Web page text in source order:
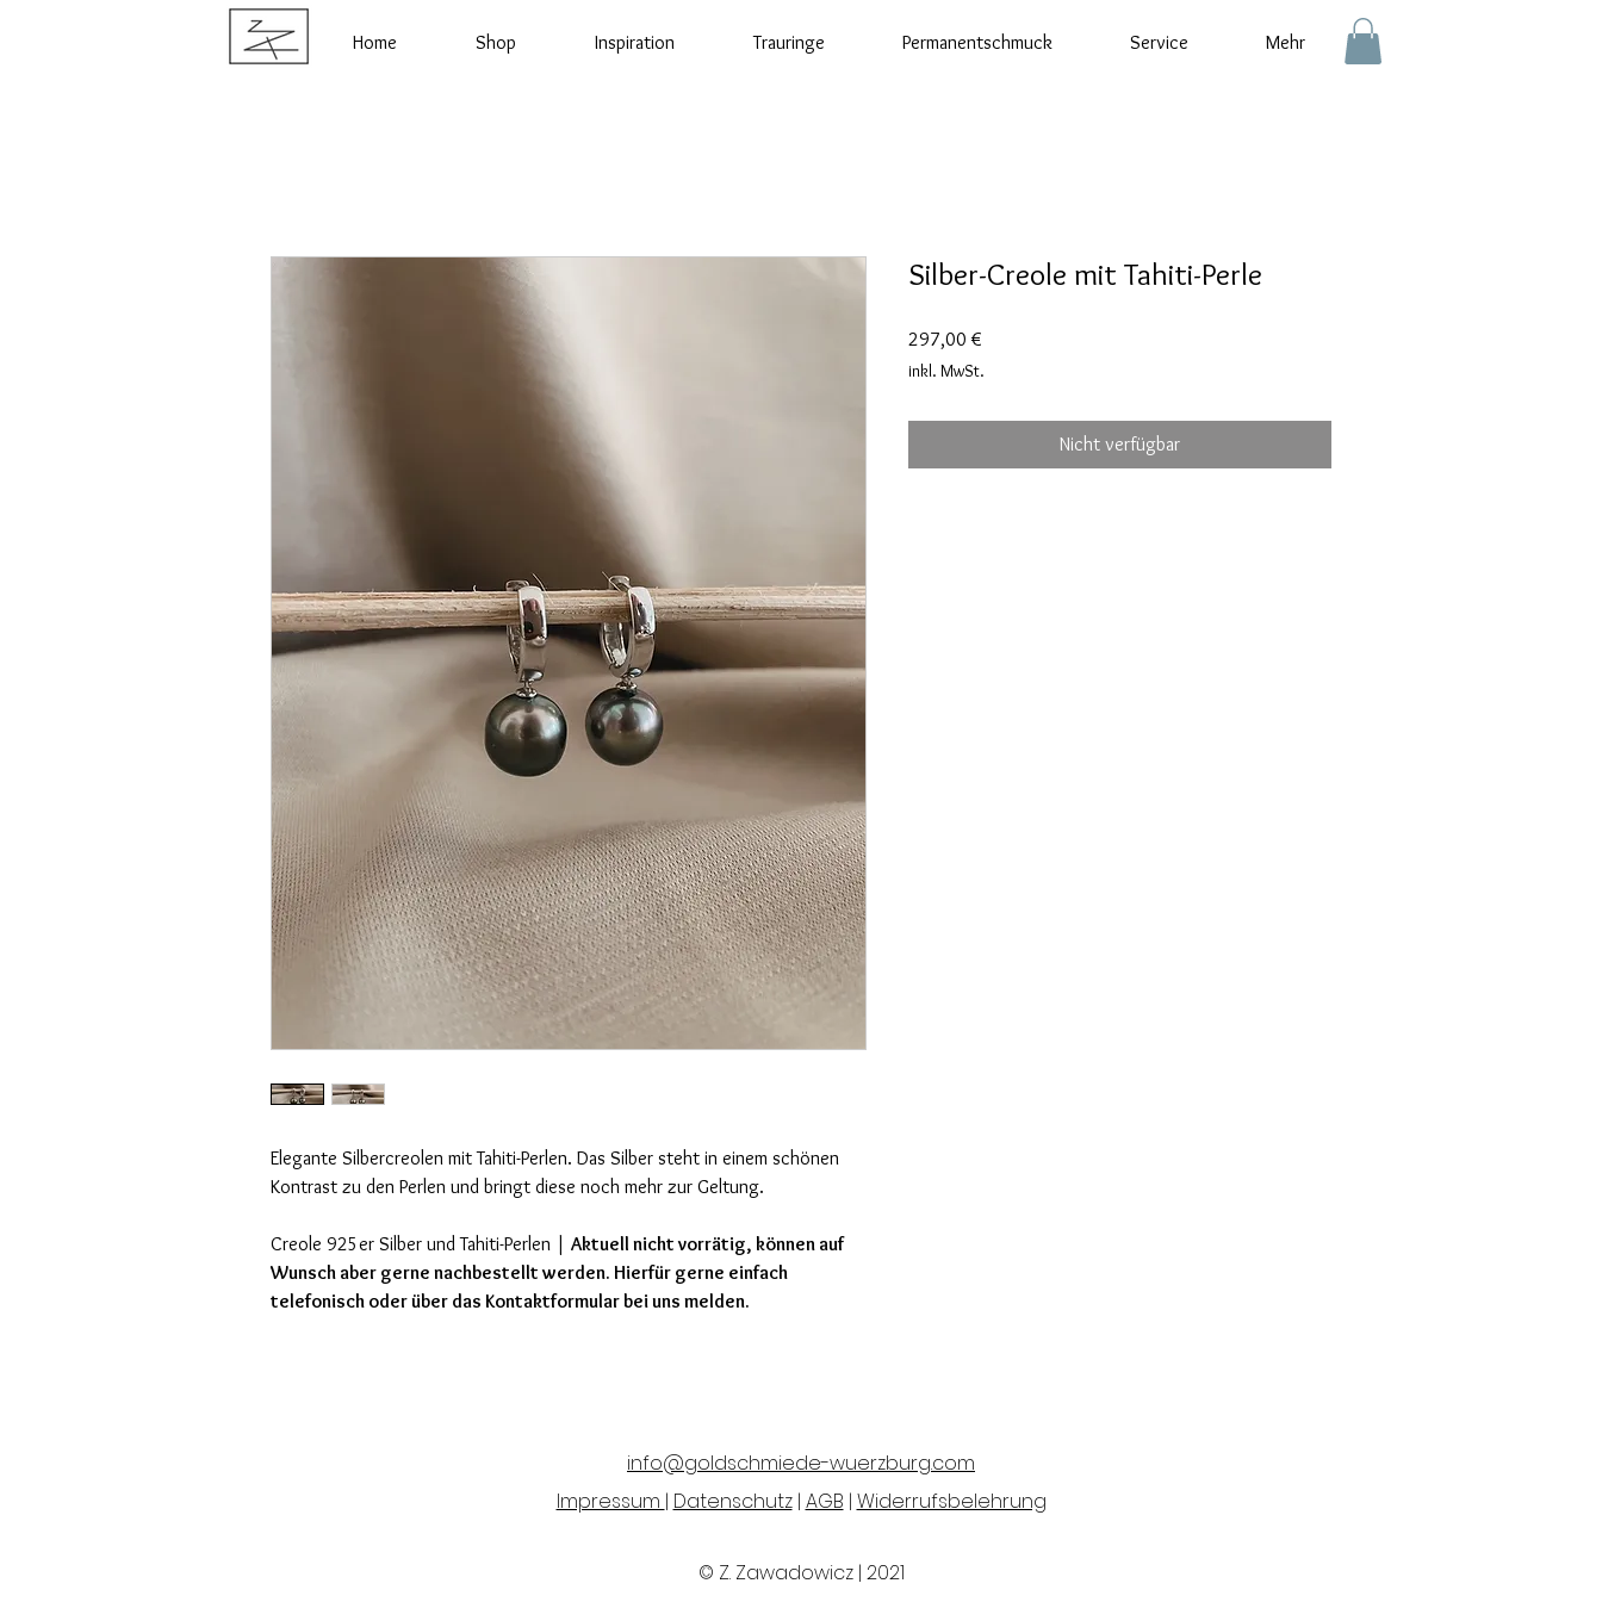
Home Shop Inspiration Trauringe Permanentschmuck Service Mehr
Elegante Silbercreolen mit Tahiti-Perlen. Das Silber steht in einem schönen
Kontrast zu den Perlen und bringt diese noch mehr zur Geltung.
Creole 925er Silber und Tahiti-Perlen | Aktuell nicht vorrätig, können auf
Wunsch aber gerne nachbestellt werden. Hierfür gerne einfach
telefonisch oder über das Kontaktformular bei uns melden.
Silber-Creole mit Tahiti-Perle
297,00 €
inkl. MwSt.
Nicht verfügbar
info@goldschmiede-wuerzburg.com
Impressum | Datenschutz| AGB | Widerrufsbelehrung
© Z. Zawadowicz | 2021